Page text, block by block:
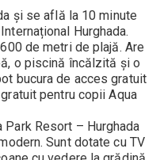
și se află la 10 minute
Hurghada.
de metri de plajă. Are
o piscină încălzită și o
bucura de acces gratuit
pentru copii Aqua
Resort – Hurghada
Sunt dotate cu TV